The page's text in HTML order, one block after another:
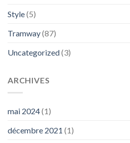
Style(5)
Tramway(87)
Uncategorized(3)
ARCHIVES
mai 2024(1)
décembre 2021 (1)